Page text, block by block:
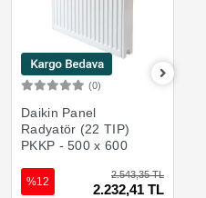
(0)
Daikin Panel
Radyatör (22 TIP)
PKKP - 500 x 600
2.543,35 TL
2.232,41 TL
%12